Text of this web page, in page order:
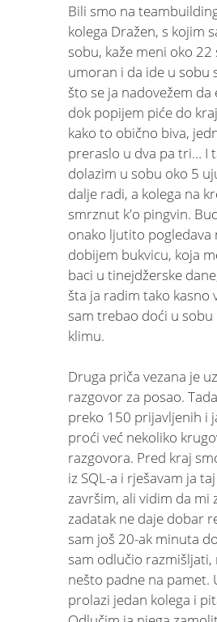
Bili smo na
kolega Dražen, s kojim
sobu, kaže meni oko 22
umoran i da ide u sobu
što se ja nadovežem da
dok popijem piće do
kako to obično biva,
preraslo u dva pa tri… I
dolazim u sobu oko 5
dalje radi, a kolega na
smrznut k'o pingvin.
onako ljutito pogledava
dobijem bukvicu, koja
baci u tinejdžerske
šta ja radim tako kasno
sam trebao doći u sobu
klimu.
Druga priča vezana je
razgovor za posao.
preko 150 prijavljenih i
proći već nekoliko
razgovora. Pred kraj
iz SQL-a i rješavam ja
završim, ali vidim da mi
zadatak ne daje dobar
sam još 20-ak minuta
sam odlučio razmišljati,
nešto padne na pamet.
prolazi jedan kolega i